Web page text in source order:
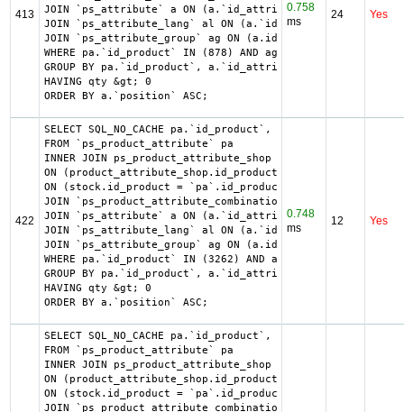
413
JOIN `ps_attribute` a ON (a.`id_attribute` =
JOIN `ps_attribute_lang` al ON (a.`id_attribute` =
JOIN `ps_attribute_group` ag ON (a.id_attribute_group =
WHERE pa.`id_product` IN (878) AND ag.`is_color_group` =
GROUP BY pa.`id_product`, a.`id_attribute`, `group_by`
HAVING qty &gt; 0
ORDER BY a.`position` ASC;
0.758
ms
24 Yes
422
SELECT SQL_NO_CACHE pa.`id_product`, a.`color`,
FROM `ps_product_attribute` pa
INNER JOIN ps_product_attribute_shop
ON (product_attribute_shop.id_product_attribute =
ON (stock.id_product = `pa`.id_product AND
JOIN `ps_product_attribute_combination` pac ON
JOIN `ps_attribute` a ON (a.`id_attribute` =
JOIN `ps_attribute_lang` al ON (a.`id_attribute` =
JOIN `ps_attribute_group` ag ON (a.id_attribute_group =
WHERE pa.`id_product` IN (3262) AND ag.`is_color_group`
GROUP BY pa.`id_product`, a.`id_attribute`, `group_by`
HAVING qty &gt; 0
ORDER BY a.`position` ASC;
0.748
ms
12 Yes
SELECT SQL_NO_CACHE pa.`id_product`, a.`color`,
FROM `ps_product_attribute` pa
INNER JOIN ps_product_attribute_shop
ON (product_attribute_shop.id_product_attribute =
ON (stock.id_product = `pa`.id_product AND
JOIN `ps_product_attribute_combination` pac ON